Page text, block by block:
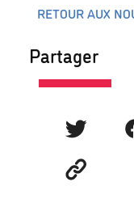
RETOUR AUX
Partager